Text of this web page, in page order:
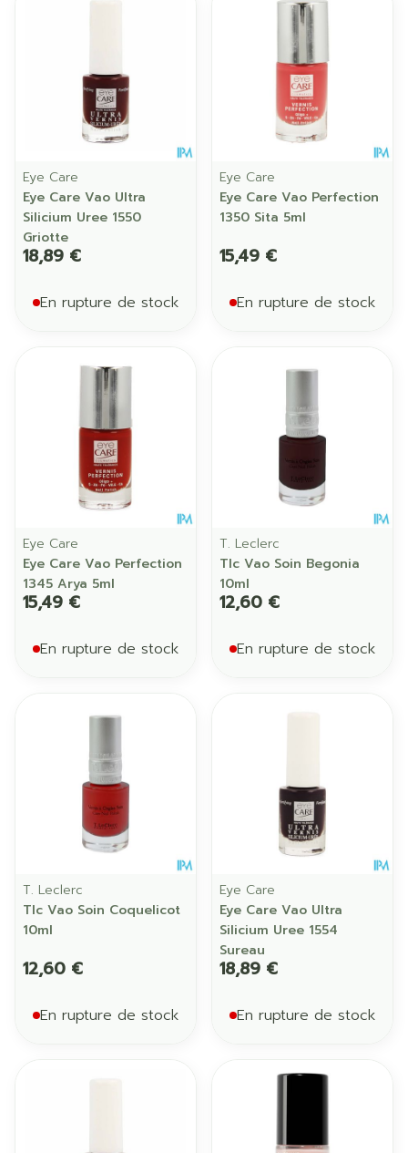
Eye Care
Eye Care Vao Ultra
Silicium Uree 1550
Griotte
18,89 €
En rupture de stock
Eye Care
Eye Care Vao Perfection
1350 Sita 5ml
15,49 €
En rupture de stock
Eye Care
Eye Care Vao Perfection
1345 Arya 5ml
15,49 €
En rupture de stock
T. Leclerc
Tlc Vao Soin Begonia
10ml
12,60 €
En rupture de stock
T. Leclerc
Tlc Vao Soin Coquelicot
10ml
12,60 €
En rupture de stock
Eye Care
Eye Care Vao Ultra
Silicium Uree 1554
Sureau
18,89 €
En rupture de stock